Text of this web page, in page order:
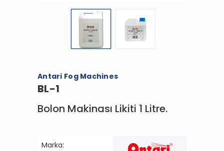
Antari Fog Machines
BL-1
Bolon Makinası Likiti 1 Litre.
Marka: